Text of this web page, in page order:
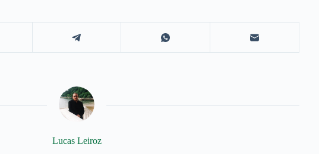
Lucas Leiroz